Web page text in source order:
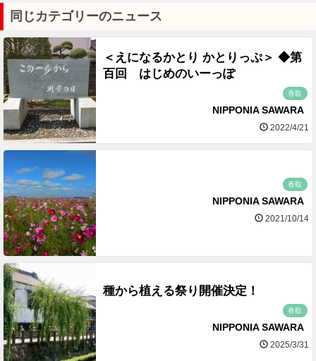
同じカテゴリーのニュース
＜えになるかとり かとりっぷ＞ ◆第
百回 はじめのいーっぽ
香取
NIPPONIA SAWARA
2022/4/21
香取
NIPPONIA SAWARA
2021/10/14
種から植える祭り開催決定！
香取
NIPPONIA SAWARA
2025/3/31